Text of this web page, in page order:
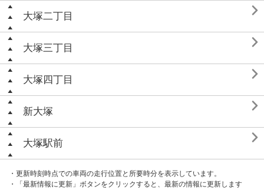
大塚二丁目 
大塚三丁目 
大塚四丁目 
新大塚 
大塚駅前 
・更新時刻時点での車両の走行位置と所要時分を表示しています。
・「最新情報に更新」ボタンをクリックすると、最新の情報に更新します